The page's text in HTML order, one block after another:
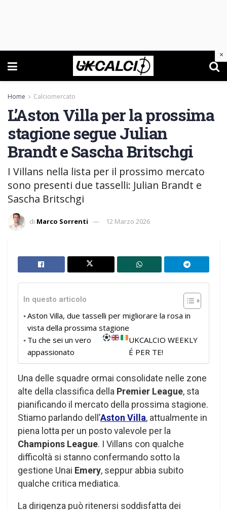
Home Calciomercato
L’Aston Villa per la prossima
stagione segue Julian
Brandt e Sascha Britschgi
I Villans nella lista per il prossimo mercato
sono presenti due tasselli: Julian Brandt e
Sascha Britschgi
di Marco Sorrenti 12 Marzo 2026
In questo articolo
Aston Villa, due tasselli per migliorare la rosa in
vista della prossima stagione
Tu che sei un vero
appassionato
UKCALCIO WEEKLY
É PER TE!
Una delle squadre ormai consolidate nelle zone
alte della classifica della Premier League, sta
pianificando il mercato della prossima stagione.
Stiamo parlando dell’Aston Villa, attualmente in
piena lotta per un posto valevole per la
Champions League. I Villans con qualche
difficoltà si stanno confermando sotto la
gestione Unai Emery, seppur abbia subito
qualche critica mediatica.
La dirigenza può ritenersi soddisfatta dei
×